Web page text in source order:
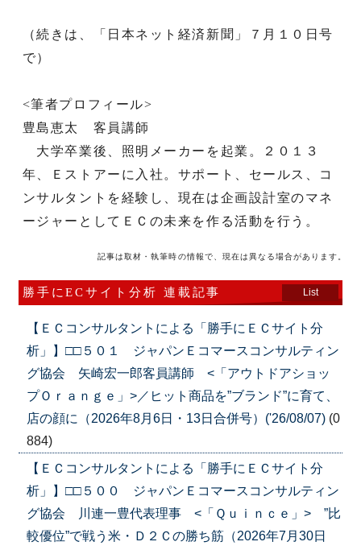
（続きは、「日本ネット経済新聞」７月１０日号
で）
<筆者プロフィール>
豊島恵太 客員講師
大学卒業後、照明メーカーを起業。２０１３
年、Ｅストアーに入社。サポート、セールス、コ
ンサルタントを経験し、現在は企画設計室のマネ
ージャーとしてＥＣの未来を作る活動を行う。
記事は取材・執筆時の情報で、現在は異なる場合があります。
勝手にECサイト分析 連載記事 List
【ＥＣコンサルタントによる「勝手にＥＣサイト分
析」】□□５０１ ジャパンＥコマースコンサルティン
グ協会 矢崎宏一郎客員講師 <「アウトドアショッ
プＯｒａｎｇｅ」>／ヒット商品を”ブランド”に育て、
店の顔に（2026年8月6日・13日合併号）('26/08/07) (0
884)
【ＥＣコンサルタントによる「勝手にＥＣサイト分
析」】□□５００ ジャパンＥコマースコンサルティン
グ協会 川連一豊代表理事 <「Ｑｕｉｎｃｅ」> ”比
較優位”で戦う米・Ｄ２Ｃの勝ち筋（2026年7月30日